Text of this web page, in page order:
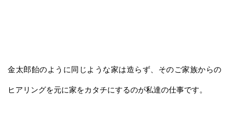
金太郎飴のように同じような家は造らず、そのご家族からの
ヒアリングを元に家をカタチにするのが私達の仕事です。